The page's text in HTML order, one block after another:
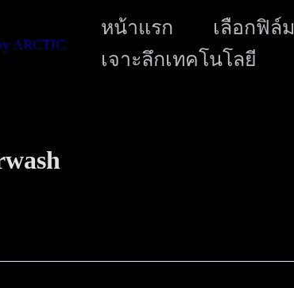
หน้าแรก เลือกฟิล์ม
เจาะลึกเทคโนโลยี